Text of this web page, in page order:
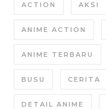
ACTION AKSI
ANIME ACTION
ANIME TERBARU
BUSU CERITA
DETAIL ANIME